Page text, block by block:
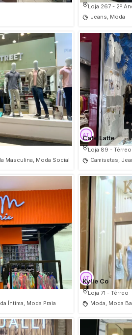
Loja 267 - 2º
Jeans, Moda
Masculina, Moda Social
Café Latte
Loja 89 - Térreo
Camisetas,
Íntima, Moda Praia
Kylie Co
Loja 71 - Térreo
Moda, Moda